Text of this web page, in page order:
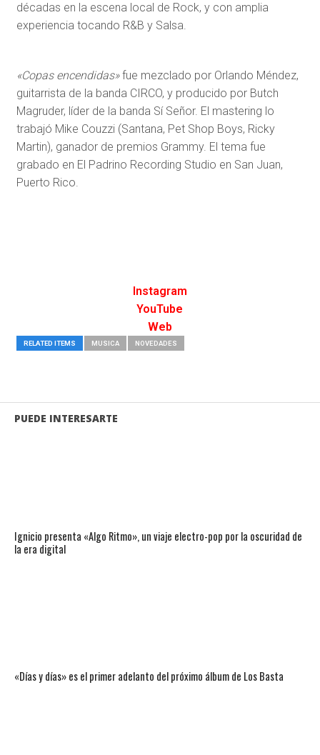
décadas en la escena local de Rock, y con amplia
experiencia tocando R&B y Salsa.
«Copas encendidas»fue mezclado por Orlando Méndez,
guitarrista de la banda CIRCO, y producido por Butch
Magruder, líder de la banda Sí Señor. El mastering lo
trabajó Mike Couzzi (Santana, Pet Shop Boys, Ricky
Martin), ganador de premios Grammy. El tema fue
grabado en El Padrino Recording Studio en San Juan,
Puerto Rico.
Instagram
YouTube
Web
RELATED ITEMS MUSICA NOVEDADES
PUEDE INTERESARTE
Ignicio presenta «Algo Ritmo», un viaje electro-pop por la oscuridad de
la era digital
«Días y días» es el primer adelanto del próximo álbum de Los Basta